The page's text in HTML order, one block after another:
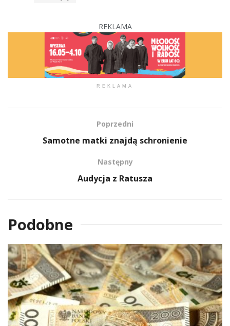
REKLAMA
REKLAMA
Poprzedni
Samotne matki znajdą schronienie
Następny
Audycja z Ratusza
Podobne